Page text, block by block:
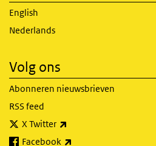
English
Nederlands
Volg ons
Abonneren nieuwsbrieven
RSS feed
X Twitter
Facebook